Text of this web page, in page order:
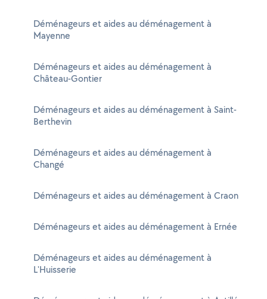
Déménageurs et aides au déménagement à
Mayenne
Déménageurs et aides au déménagement à
Château-Gontier
Déménageurs et aides au déménagement à Saint-
Berthevin
Déménageurs et aides au déménagement à
Changé
Déménageurs et aides au déménagement à Craon
Déménageurs et aides au déménagement à Ernée
Déménageurs et aides au déménagement à
L'Huisserie